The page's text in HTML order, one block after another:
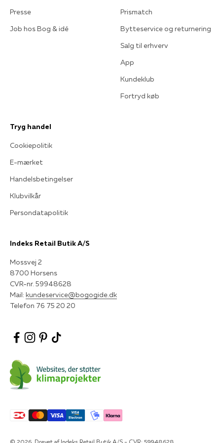
Presse
Job hos Bog & idé
Prismatch
Bytteservice og returnering
Salg til erhverv
App
Kundeklub
Fortryd køb
Tryg handel
Cookiepolitik
E-mærket
Handelsbetingelser
Klubvilkår
Persondatapolitik
Indeks Retail Butik A/S
Mossvej 2
8700 Horsens
CVR-nr. 59948628
Mail: kundeservice@bogogide.dk
Telefon 76 75 20 20
© 2026, Drevet af Indeks Retail Butik A/S - CVR: 59948628